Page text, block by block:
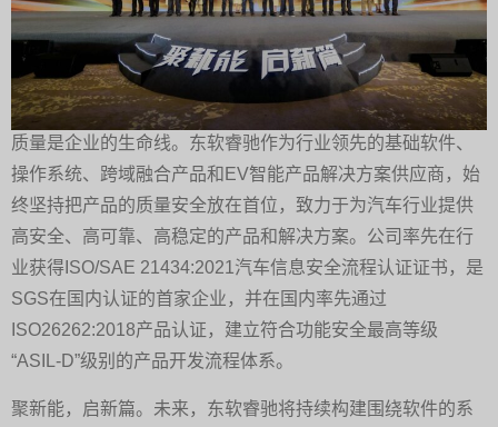
质量是企业的生命线。东软睿驰作为行业领先的基础软件、
操作系统、跨域融合产品和EV智能产品解决方案供应商，始
终坚持把产品的质量安全放在首位，致力于为汽车行业提供
高安全、高可靠、高稳定的产品和解决方案。公司率先在行
业获得ISO/SAE 21434:2021汽车信息安全流程认证证书，是
SGS在国内认证的首家企业，并在国内率先通过
ISO26262:2018产品认证，建立符合功能安全最高等级
“ASIL-D”级别的产品开发流程体系。
聚新能，启新篇。未来，东软睿驰将持续构建围绕软件的系